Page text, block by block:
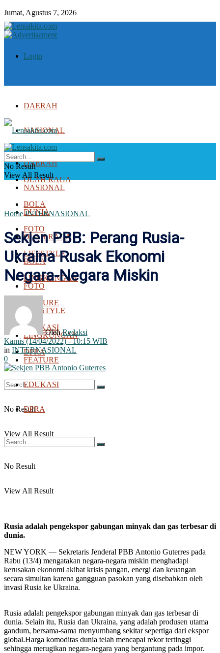
Jumat, Agustus 7, 2026
Login
DAERAH
NASIONAL
DUNIA
OLAH RAGA
BOLA
FOTO
LIFESTYLE
LINGKUNGAN
FEATURE
EDUKASI
DPRA
No Result
View All Result
DAERAH
NASIONAL
DUNIA
OLAH RAGA
BOLA
FOTO
LIFESTYLE
LINGKUNGAN
FEATURE
EDUKASI
DPRA
No Result
View All Result
No Result
View All Result
Home INTERNASIONAL
Sekjen PBB: Perang Rusia-
Ukraina Rusak Ekonomi
Negara-Negara Miskin
Oleh Redaksi
Kamis (14/04/2022) - 10:15 WIB
in INTERNASIONAL
0
Rusia adalah pengekspor gabungan minyak dan gas terbesar di
dunia.
NEW YORK — Sekretaris Jenderal PBB Antonio Guterres pada
Rabu (13/4) mengatakan negara-negara miskin menghadapi
kerusakan ekonomi akibat krisis pangan, energi dan keuangan
secara simultan karena gangguan pasokan yang disebabkan oleh
invasi Rusia ke Ukraina.
Rusia adalah pengekspor gabungan minyak dan gas terbesar di
dunia. Selain itu, Rusia dan Ukraina, yang adalah produsen utama
gandum, bersama-sama menyumbang sekitar sepertiga dari ekspor
global.Harga komoditas dunia telah mencapai rekor tertinggi
sehingga merugikan negara-negara yang bergantung pada impor.